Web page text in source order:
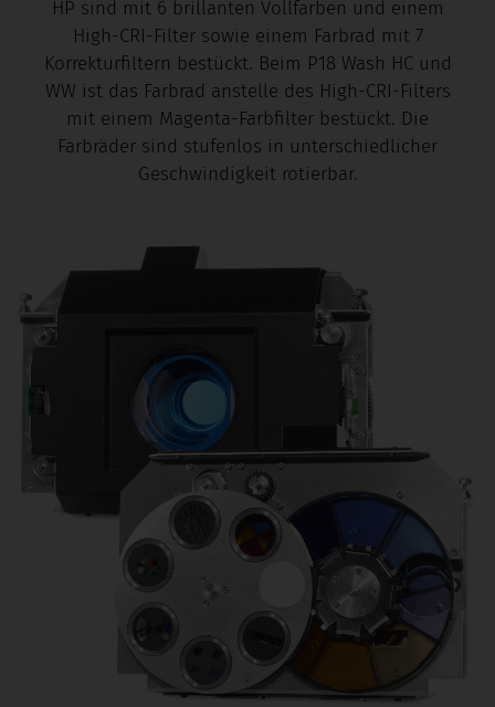
HP sind mit 6 brillanten Vollfarben und einem
High-CRI-Filter sowie einem Farbrad mit 7
Korrekturfiltern bestückt. Beim P18 Wash HC und
WW ist das Farbrad anstelle des High-CRI-Filters
mit einem Magenta-Farbfilter bestückt. Die
Farbräder sind stufenlos in unterschiedlicher
Geschwindigkeit rotierbar.